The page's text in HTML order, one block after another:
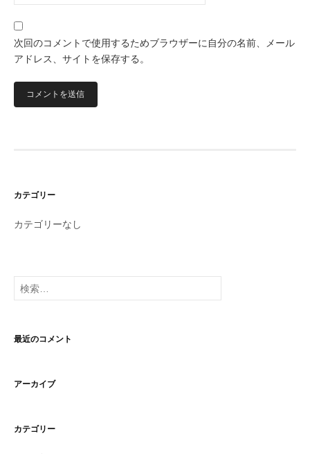
次回のコメントで使用するためブラウザーに自分の名前、メール
アドレス、サイトを保存する。
カテゴリー
カテゴリーなし
検
索:
最近のコメント
アーカイブ
カテゴリー